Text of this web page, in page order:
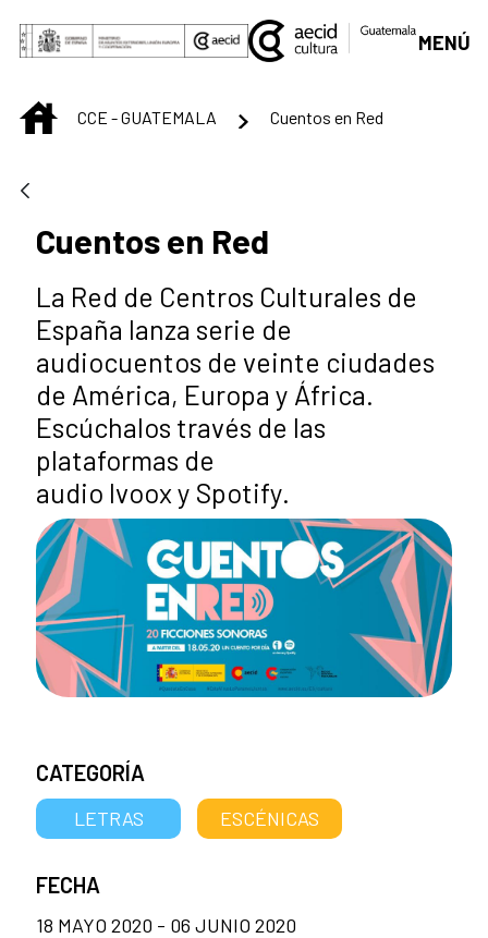
Saltar al contenido principal
MENÚ
INICIOCCE - GUATEMALA Cuentos en Red
Cuentos en Red
La Red de Centros Culturales de
España lanza serie de
audiocuentos de veinte ciudades
de América, Europa y África.
Escúchalos través de las
plataformas de
audio Ivoox y Spotify.
CATEGORÍA
LETRAS ESCÉNICAS
FECHA
18 MAYO 2020 - 06 JUNIO 2020